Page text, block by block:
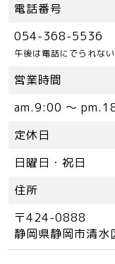
電話番号
054-368-5536
午後は電話にでられな
営業時間
am.9:00 ～
定休日
日曜日・祝日
住所
〒424-0888
静岡県静岡市清